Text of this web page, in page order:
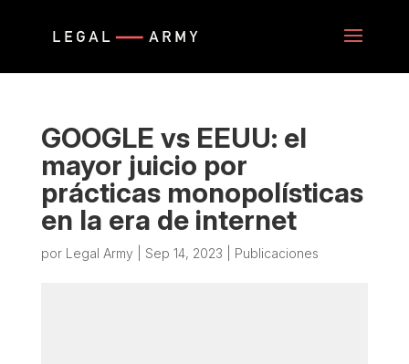
GOOGLE vs EEUU: el
mayor juicio por
prácticas monopolísticas
en la era de internet
por Legal Army Sep 14, 2023 Publicaciones